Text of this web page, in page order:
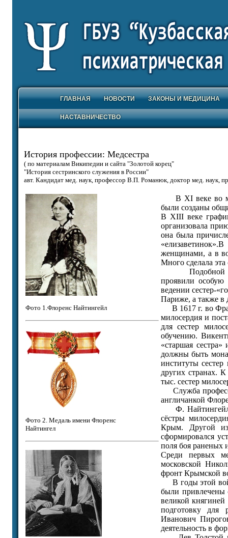
ГЛАВНАЯ НОВОСТИ ЗАКОНЫ И МЕДИЦИНА
НАСТАВНИЧЕСТВО
История профессии: Медсестра
( по материалам Википедии и сайта "Золотой корец"
"История сестринского служения в России"
авт. Кандидат мед. наук, профессор В.П. Романюк, доктор мед. наук,
Фото 1.Флоренс Найтингейл
Фото 2. Медаль имени Флоренс
Найтингел
В XI веке во
были созданы
В XIII веке
организовала
она была
женщинами, а в
Много сделала
Подобной
проявили
ведении сестер-
Париже, а также в
В 1617 г. во
милосердия и
для сестер
обучению.
«старшая
должны быть
институты
других странах.
тыс. сестер
Cлужба
англичанкой
Ф. Найтингейл
сёстры
Крым. Другой
сформировался
поля боя раненых
Среди первых
московской
фронт Крымской
В годы этой
были привлечены
великой
подготовку для
Иванович
деятельность в